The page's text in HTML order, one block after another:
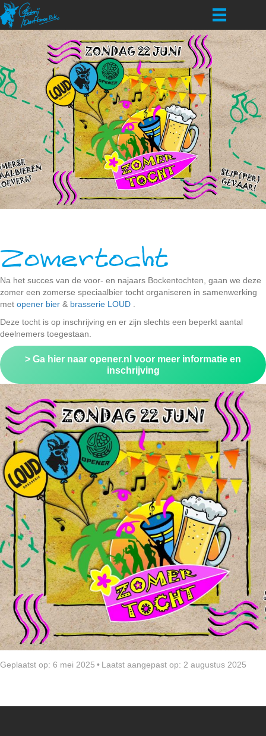
Zomertocht
Na het succes van de voor- en najaars Bockentochten, gaan we deze
zomer een zomerse speciaalbier tocht organiseren in samenwerking
met opener bier & brasserie LOUD .
Deze tocht is op inschrijving en er zijn slechts een beperkt aantal
deelnemers toegestaan.
> Ga hier naar opener.nl voor meer informatie en
inschrijving
Geplaatst op: 6 mei 2025 • Laatst aangepast op: 2 augustus 2025